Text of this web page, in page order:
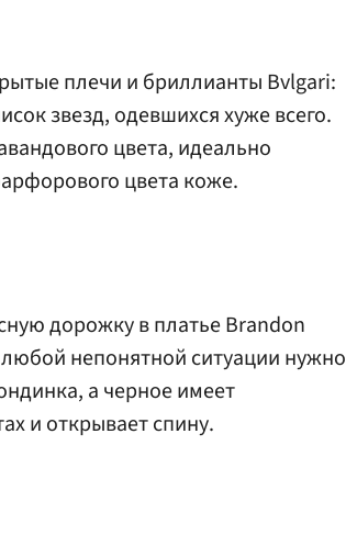
плечи и бриллианты Bvlgari:
звезд, одевшихся хуже всего.
цвета, идеально
цвета коже.
дорожку в платье Brandon
непонятной ситуации нужно
а черное имеет
и открывает спину.